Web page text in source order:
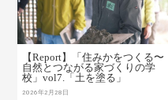
【Report】「住みかをつくる〜
自然とつながる家づくりの学
校」vol7.「土を塗る」
2026年2月28日